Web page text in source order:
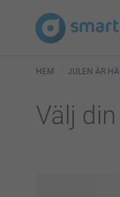
HEM JULEN ÄR
Välj